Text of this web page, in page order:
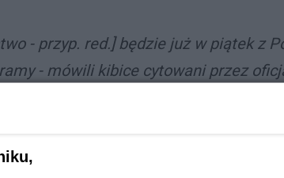
- przyp. red.] będzie już w piątek z
- mówili kibice cytowani przez